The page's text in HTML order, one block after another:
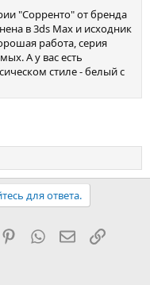
"Сорренто" от бренда
в 3ds Max и исходник
работа, серия
А у вас есть
стиле - белый с
для ответа.
PinterestWhatsApp Ссылка